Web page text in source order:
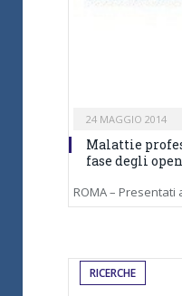
24 MAGGIO 2014
Malattie
fase degli
ROMA –
RICERCHE